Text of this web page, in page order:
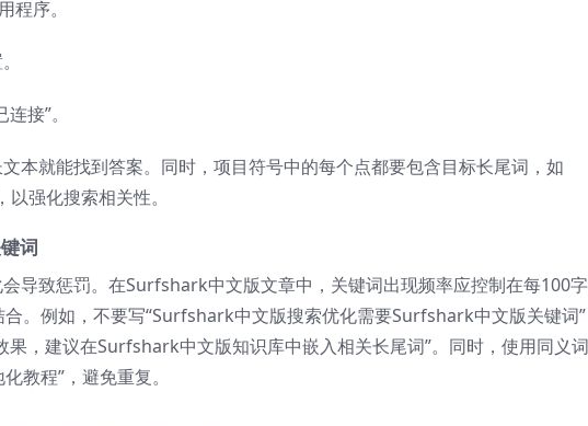
序。
接”。
本就能找到答案。同时，项目符号中的每个点都要包含目标长尾词，如
强化搜索相关性。
词
导致惩罚。在Surfshark中文版文章中，关键词出现频率应控制在每100
。例如，不要写“Surfshark中文版搜索优化需要Surfshark中文版关键词”
果，建议在Surfshark中文版知识库中嵌入相关长尾词”。同时，使用同义
教程”，避免重复。